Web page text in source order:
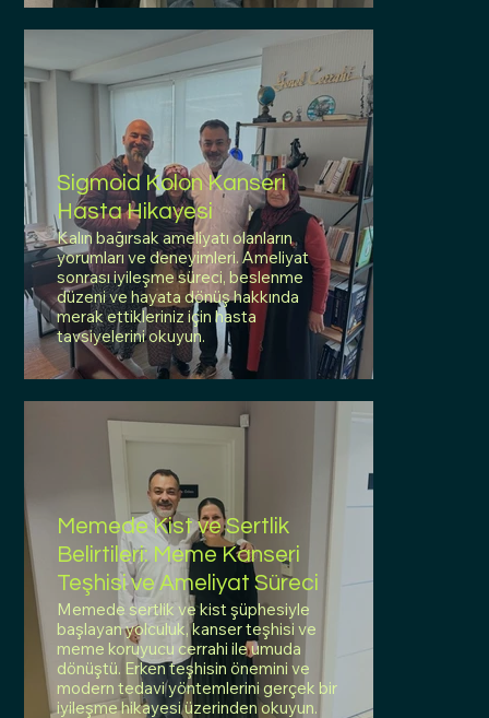
Sigmoid Kolon Kanseri
Hasta Hikayesi
Kalın bağırsak ameliyatı olanların
yorumları ve deneyimleri. Ameliyat
sonrası iyileşme süreci, beslenme
düzeni ve hayata dönüş hakkında
merak ettikleriniz için hasta
tavsiyelerini okuyun.
Memede Kist ve Sertlik
Belirtileri: Meme Kanseri
Teşhisi ve Ameliyat Süreci
Memede sertlik ve kist şüphesiyle
başlayan yolculuk, kanser teşhisi ve
meme koruyucu cerrahi ile umuda
dönüştü. Erken teşhisin önemini ve
modern tedavi yöntemlerini gerçek bir
iyileşme hikayesi üzerinden okuyun.